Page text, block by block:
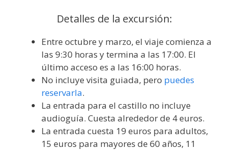
Detalles de la excursión:
Entre octubre y marzo, el viaje comienza a
las 9:30 horas y termina a las 17:00. El
último acceso es a las 16:00 horas.
No incluye visita guiada, pero puedes
reservarla.
La entrada para el castillo no incluye
audioguía. Cuesta alrededor de 4 euros.
La entrada cuesta 19 euros para adultos,
15 euros para mayores de 60 años, 11